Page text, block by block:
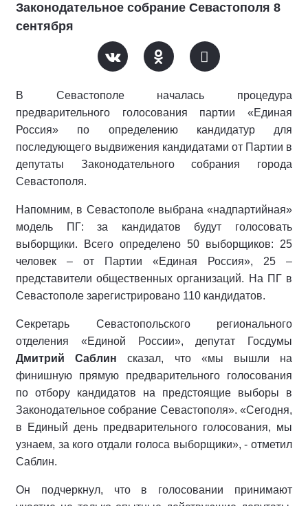
Законодательное собрание Севастополя 8
сентября
В Севастополе началась процедура
предварительного голосования партии «Единая
Россия» по определению кандидатур для
последующего выдвижения кандидатами от Партии в
депутаты Законодательного собрания города
Севастополя.
Напомним, в Севастополе выбрана «надпартийная»
модель ПГ: за кандидатов будут голосовать
выборщики. Всего определено 50 выборщиков: 25
человек – от Партии «Единая Россия», 25 –
представители общественных организаций. На ПГ в
Севастополе зарегистрировано 110 кандидатов.
Секретарь Севастопольского регионального
отделения «Единой России», депутат Госдумы
Дмитрий Саблин сказал, что «мы вышли на
финишную прямую предварительного голосования
по отбору кандидатов на предстоящие выборы в
Законодательное собрание Севастополя». «Сегодня,
в Единый день предварительного голосования, мы
узнаем, за кого отдали голоса выборщики», - отметил
Саблин.
Он подчеркнул, что в голосовании принимают